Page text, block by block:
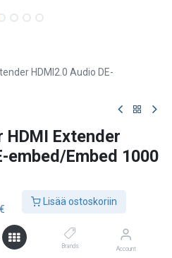
€
Lisää ostoskoriin
Brands Account
HDMI2.0 Audio DE-
HDMI Extender
embed/Embed 1000
voit liittää useita näyttöjä.
LC-kuidun kautta jopa 1000